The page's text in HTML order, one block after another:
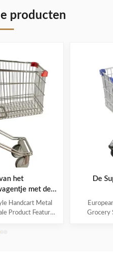
producten
het
met de
Drankrek
Handcart Metal
Product Features
Europe and the
De
Grocery